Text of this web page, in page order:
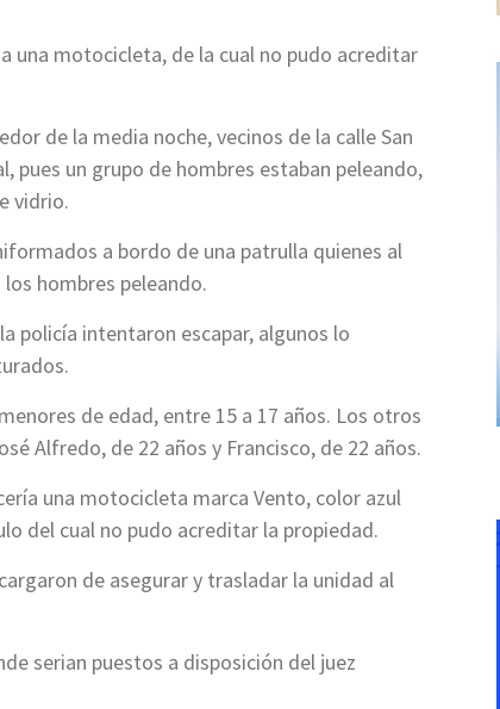
una motocicleta, de la cual no pudo acreditar
de la media noche, vecinos de la calle San
pues un grupo de hombres estaban peleando,
vidrio.
a bordo de una patrulla quienes al
hombres peleando.
policía intentaron escapar, algunos lo
de edad, entre 15 a 17 años. Los otros
Alfredo, de 22 años y Francisco, de 22 años.
una motocicleta marca Vento, color azul
del cual no pudo acreditar la propiedad.
de asegurar y trasladar la unidad al
serian puestos a disposición del juez